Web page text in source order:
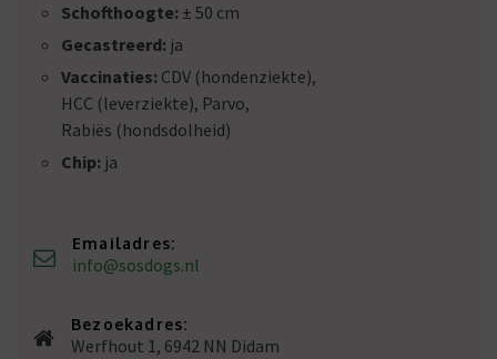
Schofthoogte: ± 50 cm
Gecastreerd: ja
Vaccinaties: CDV (hondenziekte),
HCC (leverziekte), Parvo,
Rabiës (hondsdolheid)
Chip: ja
Emailadres:
info@sosdogs.nl
Bezoekadres:
Werfhout 1, 6942 NN Didam